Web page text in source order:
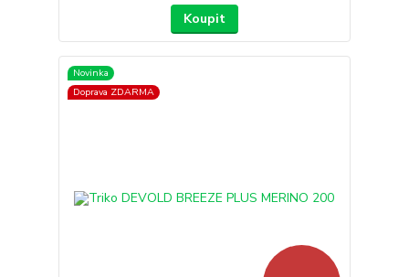
Koupit
Novinka
Doprava ZDARMA